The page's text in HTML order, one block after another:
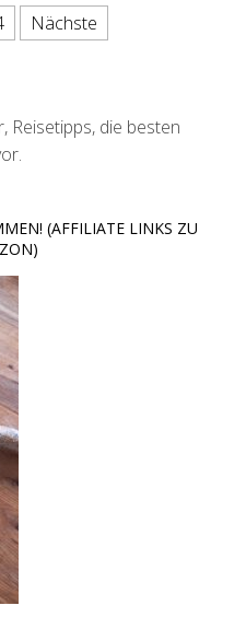
der
Nächste
Reisetipps, die besten
(AFFILIATE LINKS ZU